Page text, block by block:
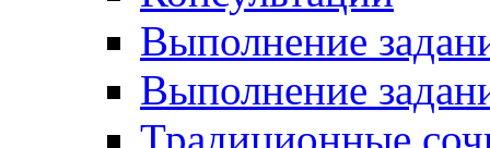
Выполнение
Выполнение